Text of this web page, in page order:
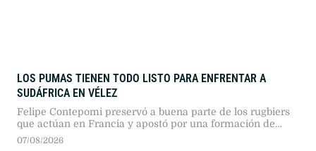
LOS PUMAS TIENEN TODO LISTO PARA ENFRENTAR A
SUDÁFRICA EN VÉLEZ
Felipe Contepomi preservó a buena parte de los rugbiers
que actúan en Francia y apostó por una formación de
poca experiencia para medirse con el bicampeón
07/08/2026